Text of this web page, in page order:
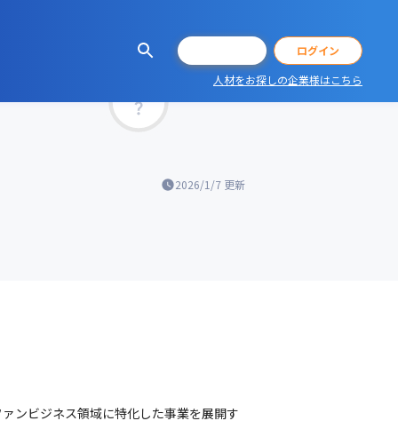
ログイン
人材をお探しの企業様はこちら
2026/1/7 更新
ンビジネス領域に特化した事業を展開す